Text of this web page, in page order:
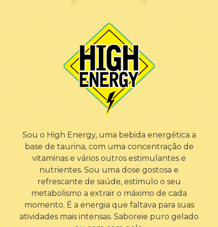
Sou o High Energy, uma bebida energética a
base de taurina, com uma concentração de
vitaminas e vários outros estimulantes e
nutrientes. Sou uma dose gostosa e
refrescante de saúde, estimulo o seu
metabolismo a extrair o máximo de cada
momento. É a energia que faltava para suas
atividades mais intensas. Saboreie puro gelado